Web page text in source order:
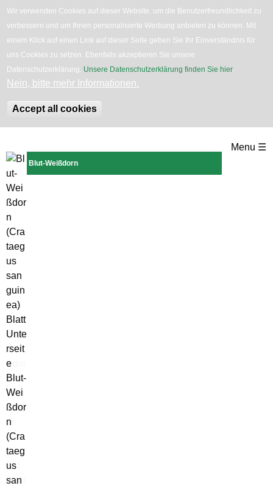
Wir verwenden Cookies auf dieser Website, um die Benutzerfreundlichkeit zu
verbessern und um Ihnen personalisierte Werbung anbieten zu können. Mit
einem Klick auf einen Link auf dieser Seite geben Sie Ihr Einverständnis für
uns Cookies zu setzen. Ebenfalls akzeptieren Sie unsere
Datenschutzerklärung. Unsere Datenschutzerklärung finden Sie hier.
Nein, bitte mehr Informationen.
Accept all cookies
Inhalt
Menu ☰
Blut-Weißdorn
Blut-
Wei
ßdor
n
(Cra
taeg
us
san